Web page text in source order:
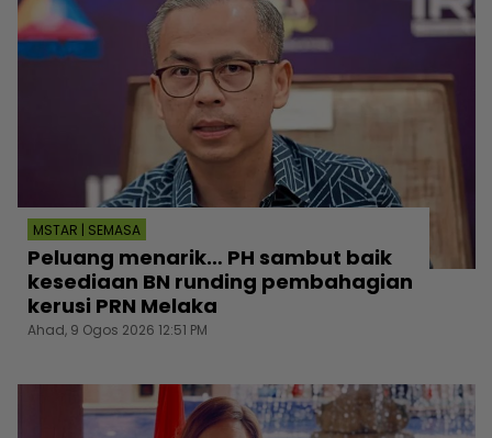
MSTAR | SEMASA
Peluang menarik… PH sambut baik
kesediaan BN runding pembahagian
kerusi PRN Melaka
Ahad, 9 Ogos 2026 12:51 PM